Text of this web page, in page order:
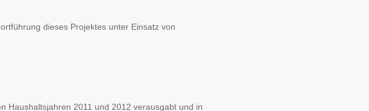
dieses Projektes unter Einsatz von
Haushaltsjahren 2011 und 2012 verausgabt und in